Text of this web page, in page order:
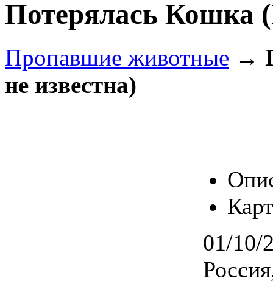
Потерялась Кошка
Пропавшие животные →
не известна)
01/10/